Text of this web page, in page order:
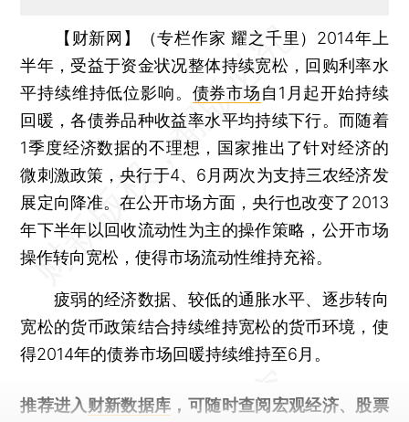
【财新网】（专栏作家 耀之千里） 2014年上
半年，受益于资金状况整体持续宽松，回购利率水
平持续维持低位影响。 债券市场自1月起开始持续
回暖，各债券品种收益率水平均持续下行。而随着
1季度经济数据的不理想，国家推出了针对经济的
微刺激政策，央行于4、6月两次为支持三农经济发
展定向降准。在公开市场方面，央行也改变了2013
年下半年以回收流动性为主的操作策略，公开市场
操作转向宽松，使得市场流动性维持充裕。
疲弱的经济数据、较低的通胀水平、逐步转向
宽松的货币政策结合持续维持宽松的货币环境，使
得2014年的债券市场回暖持续维持至6月。
推荐进入 财新数据库 ，可随时查阅宏观经济、股票